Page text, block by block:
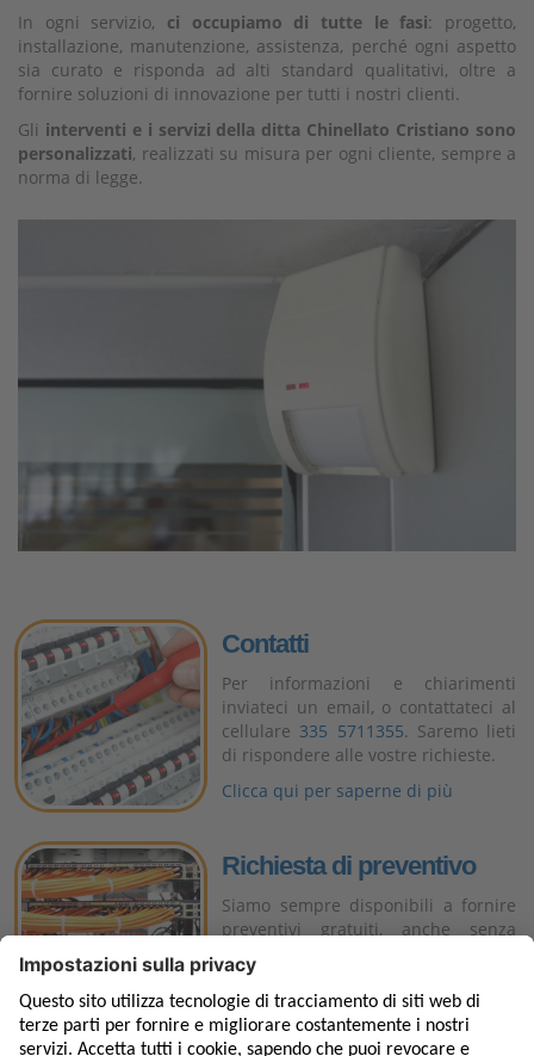
In ogni servizio, ci occupiamo di tutte le fasi: progetto,
installazione, manutenzione, assistenza, perché ogni aspetto
sia curato e risponda ad alti standard qualitativi, oltre a
fornire soluzioni di innovazione per tutti i nostri clienti.
Gli interventi e i servizi della ditta Chinellato Cristiano sono
personalizzati, realizzati su misura per ogni cliente, sempre a
norma di legge.
Contatti
Per informazioni e chiarimenti
inviateci un email, o contattateci al
cellulare 335 5711355. Saremo lieti
di rispondere alle vostre richieste.
Clicca qui per saperne di più
Richiesta di preventivo
Siamo sempre disponibili a fornire
preventivi gratuiti, anche senza
interventi di progettazione,
installazione, assistenza e
manutenzione, professionali, per
impianti elettrici all’avanguardia.